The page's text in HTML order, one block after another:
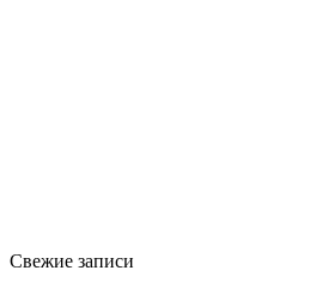
Свежие записи